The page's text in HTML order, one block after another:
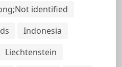
identified
Indonesia
Liechtenstein